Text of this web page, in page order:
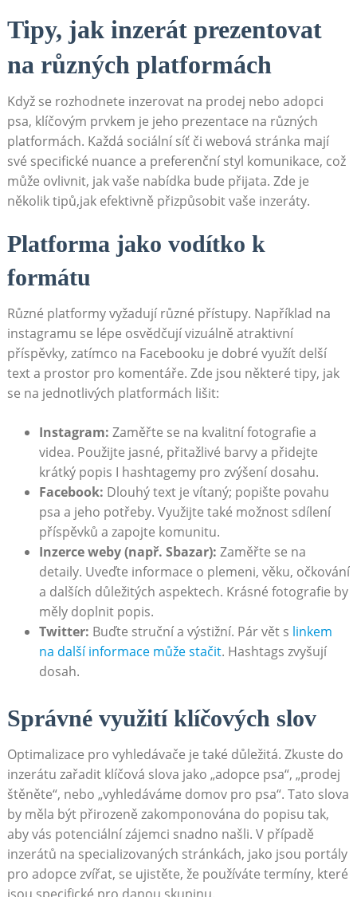
Tipy, jak inzerát prezentovat
na různých platformách
Když ‌se ‍rozhodnete inzerovat na⁢ prodej nebo adopci
psa, klíčovým prvkem je ‌jeho prezentace na různých
platformách. Každá sociální⁢ síť či webová stránka mají
své specifické ⁣nuance​ a preferenční styl komunikace, což⁤
může ovlivnit, jak vaše nabídka bude ⁤přijata. Zde ‌je
několik tipů,jak efektivně přizpůsobit vaše inzeráty.
Platforma jako vodítko k
formátu
Různé⁣ platformy vyžadují různé⁢ přístupy. Například na
instagramu se lépe osvědčují vizuálně ⁢atraktivní
příspěvky, zatímco ​na⁤ Facebooku je dobré využít ⁢delší
text a prostor pro komentáře. Zde jsou některé tipy,⁤ jak
se na jednotlivých ⁢platformách lišit:
Instagram: Zaměřte se na⁣ kvalitní fotografie a
videa. Použijte jasné, přitažlivé barvy a přidejte
⁢krátký popis I ‌hashtagemy pro zvýšení dosahu.
Facebook: Dlouhý text‍ je vítaný; popište povahu
psa a jeho potřeby. Využijte také ‍možnost sdílení
⁢příspěvků a zapojte komunitu.
Inzerce weby (např. Sbazar): Zaměřte se na
detaily. Uveďte ‌informace o​ plemeni, věku, očkování
a dalších důležitých aspektech. Krásné fotografie by
měly doplnit popis.
Twitter: Buďte struční a výstižní. Pár vět s linkem
‌na ⁢další informace může stačit. Hashtags zvyšují
dosah.
Správné využití klíčových⁢ slov
Optimalizace pro vyhledávače je také důležitá. Zkuste do⁤
inzerátu zařadit klíčová slova jako „adopce ‍psa“, „prodej
štěněte“, nebo „vyhledáváme domov ​pro ⁣psa“. Tato slova
by ⁢měla‍ být přirozeně ⁢zakomponována ⁢do popisu tak,⁤
aby vás potenciální⁣ zájemci snadno našli. V případě
inzerátů na specializovaných stránkách, jako jsou ⁢portály
pro​ adopce zvířat, se ujistěte, že používáte termíny, které